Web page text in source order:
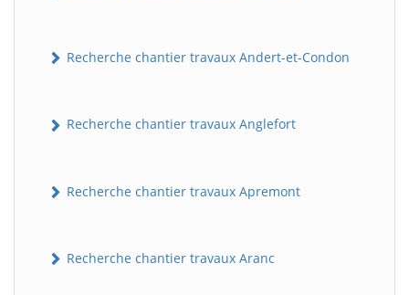
Recherche chantier travaux Andert-et-Condon
Recherche chantier travaux Anglefort
Recherche chantier travaux Apremont
Recherche chantier travaux Aranc